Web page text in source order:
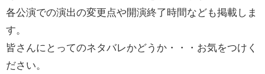
各公演での演出の変更点や開演終了時間なども掲載しま
す。
皆さんにとってのネタバレかどうか・・・お気をつけく
ださい。